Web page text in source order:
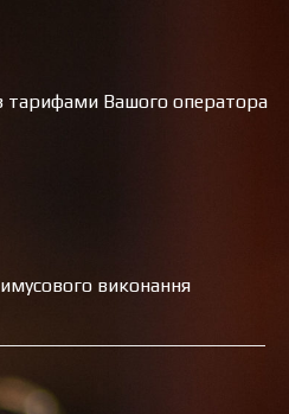
з тарифами Вашого оператора
виконання